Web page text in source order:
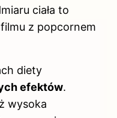
ciała to
z popcornem
diety
efektów.
wysoka